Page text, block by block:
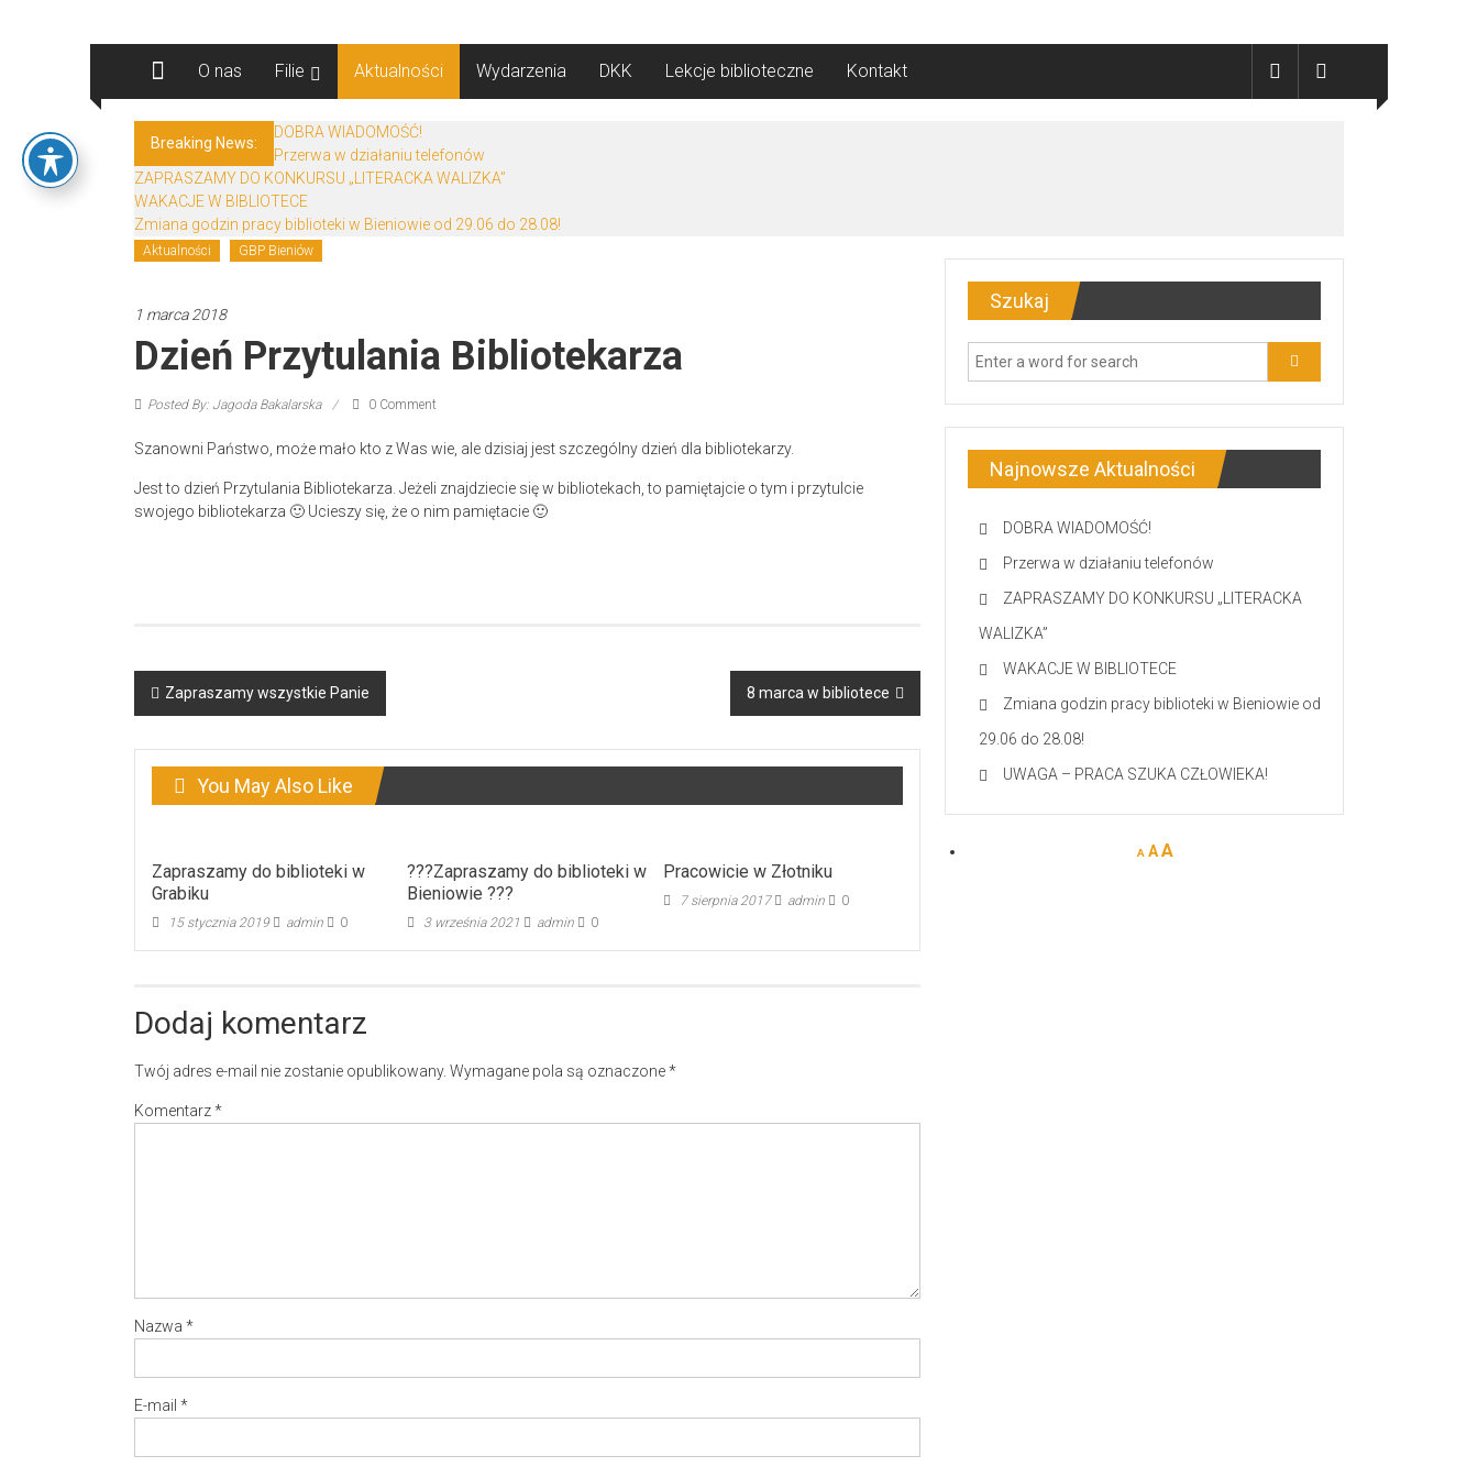
Biblioteki
Gminy
Żary
Biblioteki
Gminy
Żary
to
mieszczący
się
Powiecie
O nas Filie Aktualności Wydarzenia DKK Lekcje biblioteczne Kontakt
Breaking News:
DOBRA WIADOMOŚĆ!
Przerwa w działaniu telefonów
ZAPRASZAMY DO KONKURSU „LITERACKA WALIZKA”
WAKACJE W BIBLIOTECE
Zmiana godzin pracy biblioteki w Bieniowie od 29.06 do 28.08!
Aktualności GBP Bieniów
1 marca 2018
Dzień Przytulania Bibliotekarza
Posted By: Jagoda Bakalarska 0 Comment
Szanowni Państwo, może mało kto z Was wie, ale dzisiaj jest szczególny dzień dla bibliotekarzy.
Jest to dzień Przytulania Bibliotekarza. Jeżeli znajdziecie się w bibliotekach, to pamiętajcie o tym i przytulcie
swojego bibliotekarza 🙂 Ucieszy się, że o nim pamiętacie 🙂
Post
navigation
Zapraszamy wszystkie Panie 8 marca w bibliotece
You May Also Like
Zapraszamy do biblioteki w
Grabiku
15 stycznia 2019 admin 0
???Zapraszamy do biblioteki w
Bieniowie ???
3 września 2021 admin 0
Pracowicie w Złotniku
7 sierpnia 2017 admin 0
Dodaj komentarz
Twój adres e-mail nie zostanie opublikowany. Wymagane pola są oznaczone*
Komentarz*
Nazwa *
E-mail *
Szukaj
Najnowsze Aktualności
DOBRA WIADOMOŚĆ!
Przerwa w działaniu telefonów
ZAPRASZAMY DO KONKURSU „LITERACKA
WALIZKA”
WAKACJE W BIBLIOTECE
Zmiana godzin pracy biblioteki w Bieniowie od
29.06 do 28.08!
UWAGA – PRACA SZUKA CZŁOWIEKA!
A AA